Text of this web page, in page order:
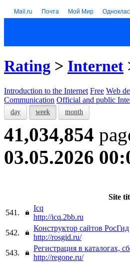
Mail.ru Почта Мой Мир
Rating > Internet
Introduction to the Internet Free Web
Communication Official and public
day week month
41,034,854
03.05.2026
Site
541.
Icq
http://icq.2bb.ru
542.
Конструктор сайтов РосГид
http://rosgid.ru/
543.
Регистрация в каталогах,
http://regone.ru/